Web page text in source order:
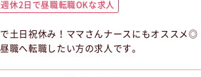
休2日で昼職転職OKな求人
み！ママさんナースにもオススメ◎ 【昼職・転職・求人】 この昼職求人は北海道札幌市中央区正社員看
職へ転職したい方の求人です。